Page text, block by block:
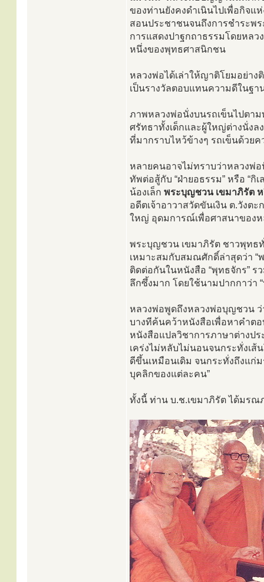
ของท่านยังคงดำเนินไปเพื่อกิจแ
สอนประชาชนจนถึงการชำระพ
การแสดงปาฐกถาธรรมโดยหล
หนึ่งของพุทธศาสนิกชน
หลวงพ่อได้เล่าให้ญาติโยมอย่าง
เป็นรางวัลตอบแทนความดีในฐา
ภาพหลวงพ่อนั่งบนรถเข็นไปตา
ศรัทธาทั้งเด็กและผู้ใหญ่ต่างนั่งล
ที่มากราบไหว้ข้างๆ รถเข็นด้วยค
หลายคนอาจไม่ทราบว่าหลวง
ทัพต่อสู้กับ “ฝ่ายอธรรม” หรือ “กิ
น้องเล็ก พระบุญชวน เขมาภิรัต
อดีตเจ้าอาวาสวัดขันเงิน ต.วังต
ใหญ่ อุดมการณ์เพื่อศาสนาของห
พระบุญชวน เขมาภิรัต ชาวพุทธ
เหมาะสมกับสมณศักดิ์ล่าสุดว่า
ติดต่อกันในหนังสือ “พุทธจักร” ร
ลึกซึ้งมาก โดยใช้นามปากกาว่า
หลวงพ่อพูดถึงหลวงพ่อบุญชวน ว่
บางทีค้นคว้าหนังสือเพื่อหาคำตอ
หนังสือแปลวิชาการภาษาต่างป
เคร่งไม่หลับไม่นอนจนกระทั่งเส้
ดีขึ้นเหมือนเดิม จนกระทั่งถึงแก่
บุคลิกของแต่ละคน”
ทั้งนี้ ท่าน บ.ช.เขมาภิรัต ได้มรณ